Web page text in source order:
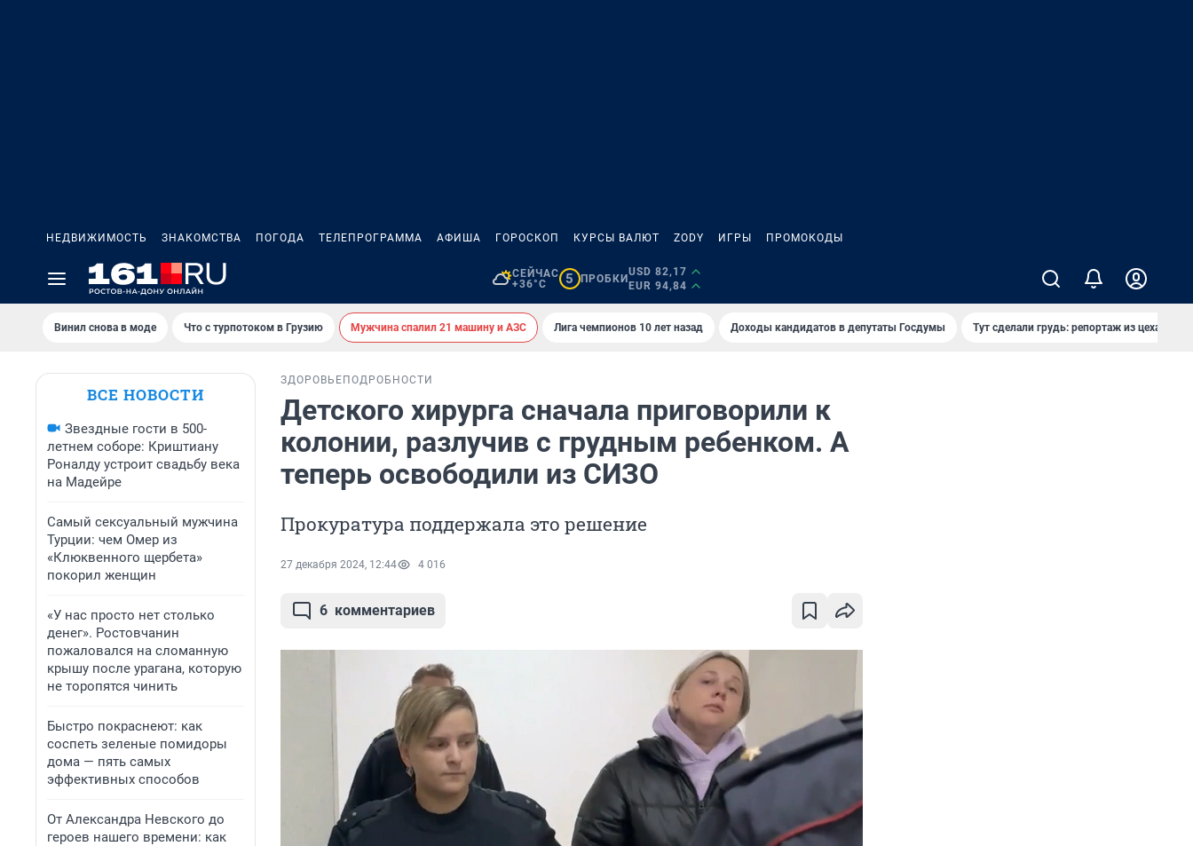
НЕДВИЖИМОСТЬ ЗНАКОМСТВА ПОГОДА ТЕЛЕПРОГРАММА АФИША ГОРОСКОП КУРСЫ ВАЛЮТ ZODY ИГРЫ ПРОМОКОДЫ
СЕЙЧАС
+36°C
5 ПРОБКИ
USD 82,17
EUR 94,84
Винил снова в моде Что с турпотоком в Грузию Мужчина спалил 21 машину и АЗС Лига чемпионов 10 лет назад Доходы кандидатов в депутаты Госдумы Тут сделали грудь: репортаж из цеха
ВСЕ НОВОСТИ
Звездные гости в 500-
летнем соборе: Криштиану
Роналду устроит свадьбу века
на Мадейре
Самый сексуальный мужчина
Турции: чем Омер из
«Клюквенного щербета»
покорил женщин
«У нас просто нет столько
денег». Ростовчанин
пожаловался на сломанную
крышу после урагана, которую
не торопятся чинить
Быстро покраснеют: как
соспеть зеленые помидоры
дома — пять самых
эффективных способов
От Александра Невского до
героев нашего времени: как
ЗДОРОВЬЕ ПОДРОБНОСТИ
Детского хирурга сначала приговорили к
колонии, разлучив с грудным ребенком. А
теперь освободили из СИЗО
Прокуратура поддержала это решение
27 декабря 2024, 12:44 4 016
6 комментариев